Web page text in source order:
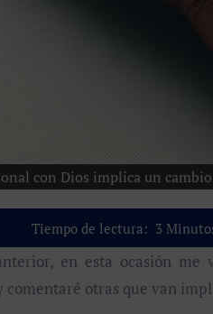
con Dios implica un
Tiempo de lectura: 3
comentaré otras que van